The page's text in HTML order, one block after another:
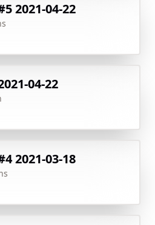
2021-04-22
04-22
2021-03-18